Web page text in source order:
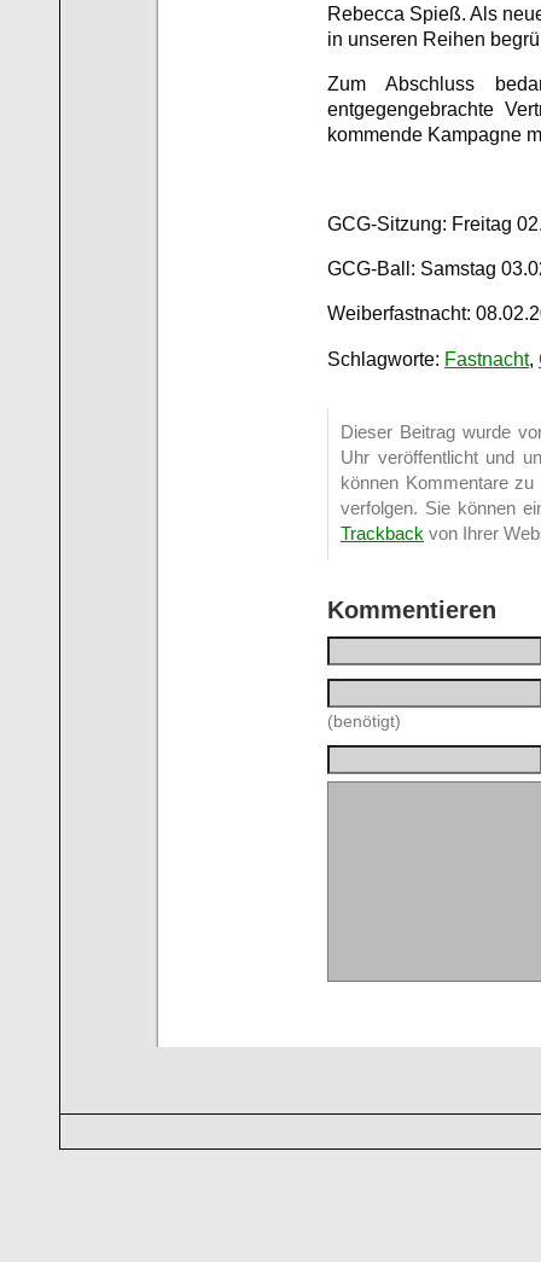
Rebecca Spieß. Als
in unseren Reihen
Zum Abschluss
entgegengebrachte
kommende Kampagne
GCG-Sitzung: Freitag
GCG-Ball: Samstag
Weiberfastnacht:
Schlagworte: Fastnacht,
Dieser Beitrag wurde
Uhr veröffentlicht und
können Kommentare
verfolgen. Sie können
Trackback von Ihrer
Kommentieren
(benötigt)